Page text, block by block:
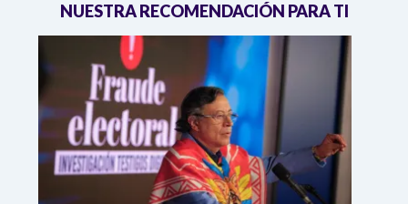
NUESTRA RECOMENDACIÓN PARA TI